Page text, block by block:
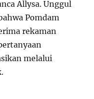
Allysa. Unggul
Pomdam
rekaman
melalui